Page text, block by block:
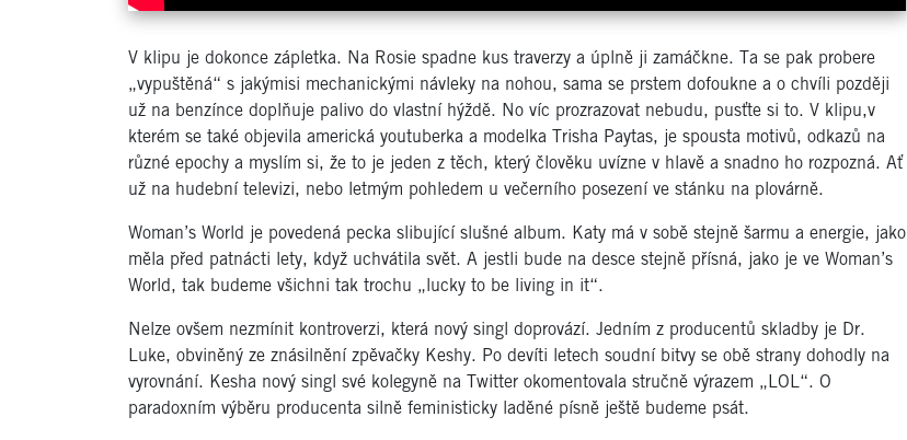
V klipu je dokonce zápletka. Na Rosie spadne kus traverzy a úplně ji zamáčkne. Ta se pak probere
„vypuštěná“ s jakýmisi mechanickými návleky na nohou, sama se prstem dofoukne a o chvíli později
už na benzínce doplňuje palivo do vlastní hýždě. No víc prozrazovat nebudu, pusťte si to. V klipu,v
kterém se také objevila americká youtuberka a modelka Trisha Paytas, je spousta motivů, odkazů na
různé epochy a myslím si, že to je jeden z těch, který člověku uvízne v hlavě a snadno ho rozpozná. Ať
už na hudební televizi, nebo letmým pohledem u večerního posezení ve stánku na plovárně.
Woman’s World je povedená pecka slibující slušné album. Katy má v sobě stejně šarmu a energie, jako
měla před patnácti lety, když uchvátila svět. A jestli bude na desce stejně přísná, jako je ve Woman’s
World, tak budeme všichni tak trochu „lucky to be living in it“.
Nelze ovšem nezmínit kontroverzi, která nový singl doprovází. Jedním z producentů skladby je Dr.
Luke, obviněný ze znásilnění zpěvačky Keshy. Po devíti letech soudní bitvy se obě strany dohodly na
vyrovnání. Kesha nový singl své kolegyně na Twitter okomentovala stručně výrazem „LOL“. O
paradoxním výběru producenta silně feministicky laděné písně ještě budeme psát.